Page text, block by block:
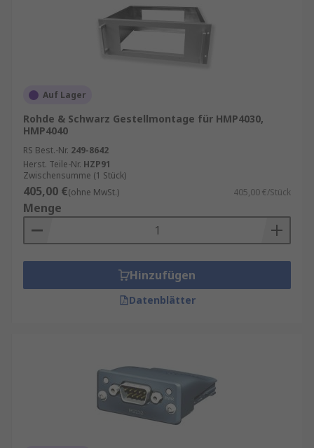
Auf Lager
Rohde & Schwarz Gestellmontage für HMP4030,
HMP4040
RS Best.-Nr. 249-8642
Herst. Teile-Nr. HZP91
Zwischensumme (1 Stück)
405,00 €(ohne MwSt.) 405,00 €/Stück
Menge
Hinzufügen
Datenblätter